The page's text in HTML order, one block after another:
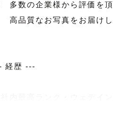
多数の企業様から評価を
品質なお写真をお届けし
経歴 ---